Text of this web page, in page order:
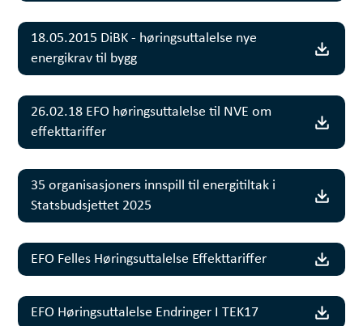
18.05.2015 DiBK - høringsuttalelse nye
energikrav til bygg
26.02.18 EFO høringsuttalelse til NVE om
effekttariffer
35 organisasjoners innspill til energitiltak i
Statsbudsjettet 2025
EFO Felles Høringsuttalelse Effekttariffer
EFO Høringsuttalelse Endringer I TEK17